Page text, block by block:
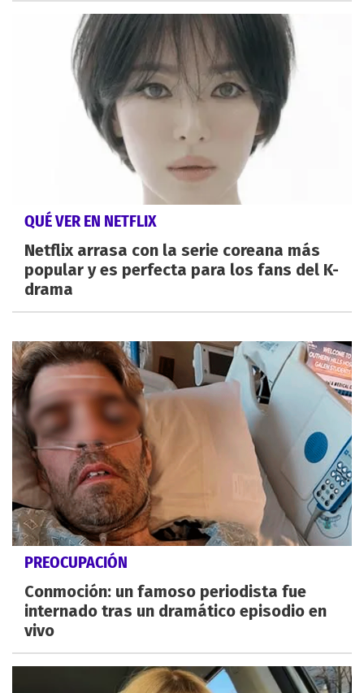
QUÉ VER EN NETFLIX
Netflix arrasa con la serie coreana más
popular y es perfecta para los fans del K-
drama
PREOCUPACIÓN
Conmoción: un famoso periodista fue
internado tras un dramático episodio en
vivo